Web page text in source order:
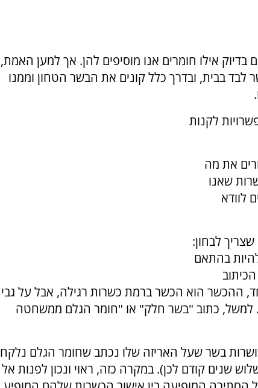
בדיוק אילו חומרים אנו מוסיפים להן. אך למען האמת,
בבית, ובדרך כלל קונים את הבשר הטחון וממנו
לקנות
את מה
שאנו
לוודא
לבחון:
בהתאם
ההכשר הוא הכשר ברמת כשרות רגילה, אבל על גבי
למשל, כתוב "בשר חלק" או "חומר הגלם ממשחטה
בשר שעל האריזה שלו נכתב שחומר הגלם נלקח
קודם לכן). במקרה כזה, ראוי ונכון לפנות אל